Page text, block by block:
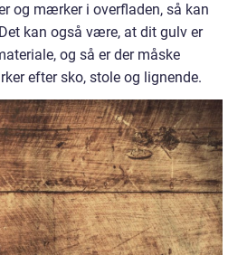
og mærker i overfladen, så kan
kan også være, at dit gulv er
og så er der måske
efter sko, stole og lignende.